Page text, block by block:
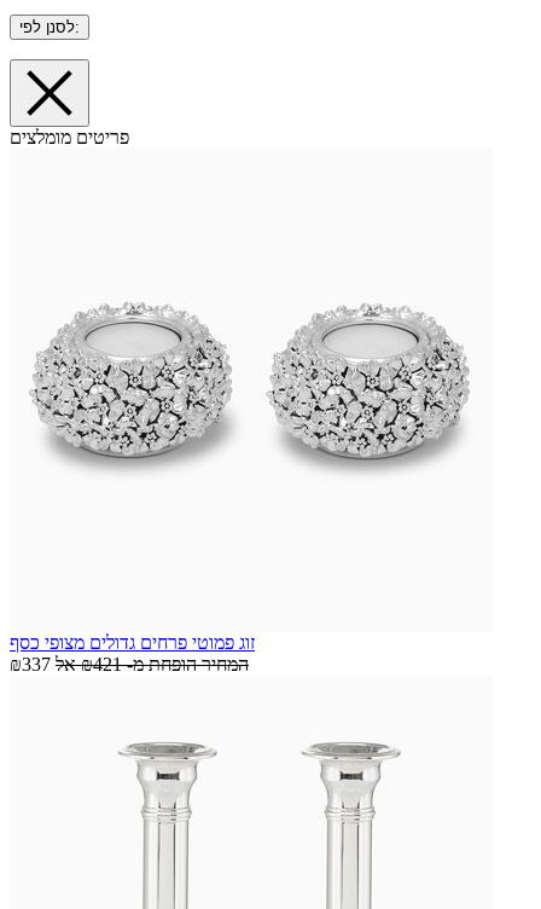
לסנן לפי:
פריטים מומלצים
זוג פמוטי פרחים גדולים מצופי כסף
₪337
המחיר הופחת מ-₪421 אל